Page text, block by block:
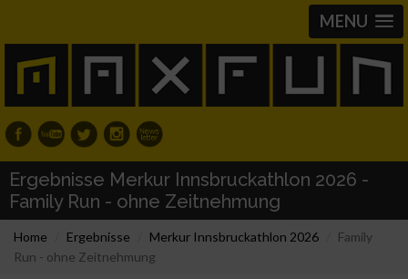
MENU
Ergebnisse Merkur Innsbruckathlon 2026 -
Family Run - ohne Zeitnehmung
Home Ergebnisse Merkur Innsbruckathlon 2026
Family
Run - ohne Zeitnehmung